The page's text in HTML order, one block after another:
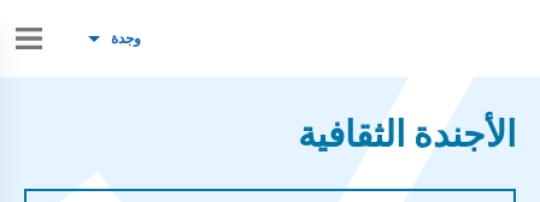
وجدة
الأجندة الثقافية